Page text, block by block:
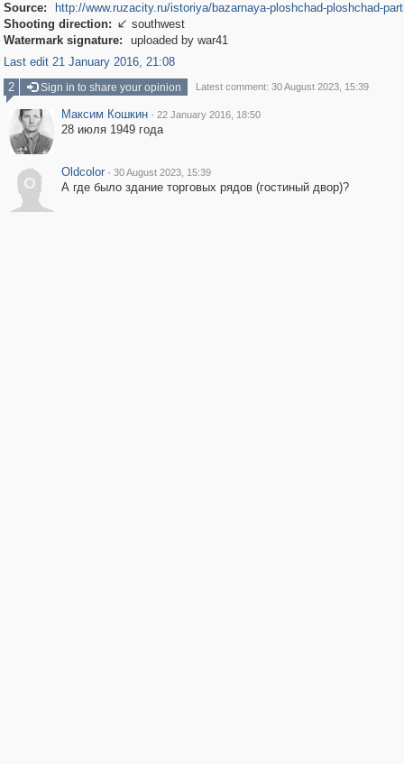
Source:
http://www.ruzacity.ru/istoriya/bazarnaya-ploshchad-ploshchad-
Shooting direction:  southwest
Watermark signature:
uploaded by war41
Last edit 21 January 2016, 21:08
2
Sign in to share your opinion Latest comment: 30 August 2023, 15:39
Максим Кошкин · 22 January 2016, 18:50
28 июля 1949 года
O
Oldcolor · 30 August 2023, 15:39
А где было здание торговых рядов (гостиный двор)?